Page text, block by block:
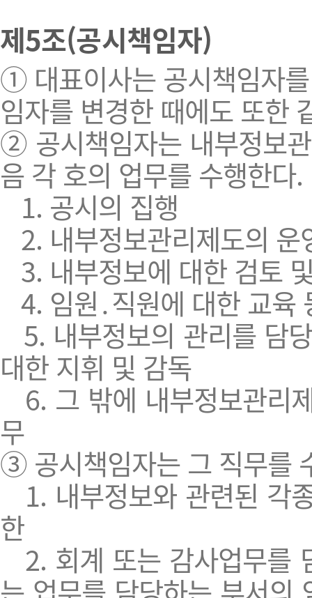
제5조(공시책임자)
① 대표이사는 공시책임자
임자를 변경한 때에도 또한
② 공시책임자는 내부정보
음 각 호의 업무를 수행한다.
1. 공시의 집행
2. 내부정보관리제도의
3. 내부정보에 대한 검토
4. 임원․직원에 대한 교육
5. 내부정보의 관리를 담
대한 지휘 및 감독
6. 그 밖에 내부정보관리
무
③ 공시책임자는 그 직무를
1. 내부정보와 관련된 각
한
2. 회계 또는 감사업무를